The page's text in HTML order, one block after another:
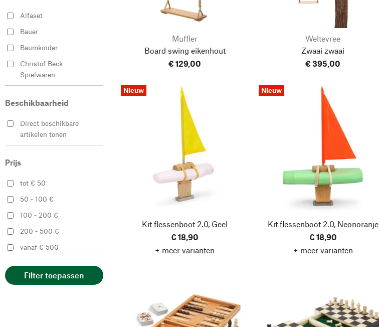
Alfaset
Bauer
Baumkinder
Christof Beck
Spielwaren
Cuboro
Das Bumerang-Projekt
Decor-Spielzeug
Holzspielwaren Ebert
fagus®
Fairwerk
Helga Kreft
Holz Bi-Ba-Butze
Holz-Hoerz
Beschikbaarheid
Direct beschikbare
artikelen tonen
Prijs
tot € 50
50 - 100 €
100 - 200 €
200 - 500 €
vanaf € 500
Filter toepassen
Muffler
Board swing eikenhout
€ 129,00
Weltevree
Zwaai zwaai
€ 395,00
Nieuw
Kit flessenboot 2.0, Geel
€ 18,90
+ meer varianten
Nieuw
Kit flessenboot 2.0, Neonoranje
€ 18,90
+ meer varianten